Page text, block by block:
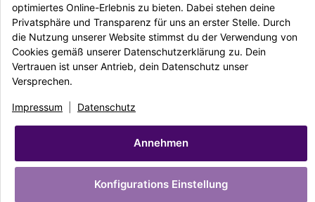
Mehr Infos zu den Zahlungsarten
Ausgezeichnet Zertifiziert
Impressum| Datenschutz
Unternehmen
Made with ♥ with easyTemplate360
* Alle Preise inkl. gesetzlicher USt., zzgl.Versand
Powered by
optimiertes Online-Erlebnis zu bieten. Dabei stehen deine
Privatsphäre und Transparenz für uns an erster Stelle. Durch
die Nutzung unserer Website stimmst du der Verwendung von
Cookies gemäß unserer Datenschutzerklärung zu. Dein
Vertrauen ist unser Antrieb, dein Datenschutz unser
Versprechen.
Impressum Datenschutz
Annehmen
Konfigurations Einstellung